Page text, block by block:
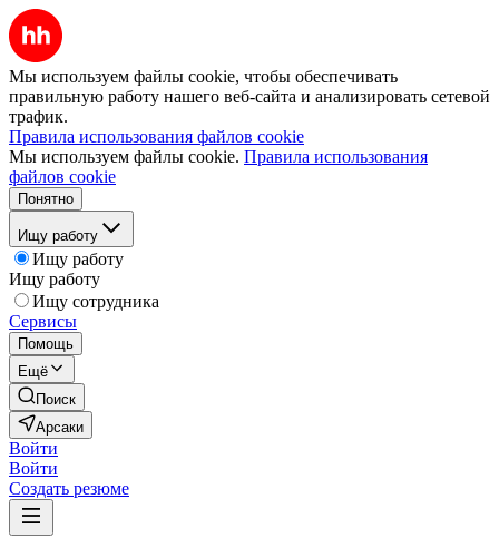
Мы используем файлы cookie, чтобы обеспечивать
правильную работу нашего веб-сайта и анализировать сетевой
трафик.
Правила использования файлов cookie
Мы используем файлы cookie. Правила использования
файлов cookie
Понятно
Ищу работу
Ищу работу
Ищу работу
Ищу сотрудника
Сервисы
Помощь
Ещё
Поиск
Арсаки
Войти
Войти
Создать резюме